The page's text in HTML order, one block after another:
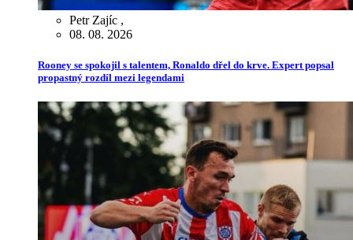
Petr Zajíc ,
08. 08. 2026
Rooney se spokojil s talentem, Ronaldo dřel do krve. Expert popsal
propastný rozdíl mezi legendami